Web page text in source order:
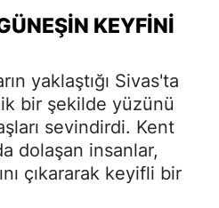
KEYFINI
yaklaştığı Sivas'ta
bir şekilde yüzünü
sevindirdi. Kent
dolaşan insanlar,
çıkararak keyifli bir